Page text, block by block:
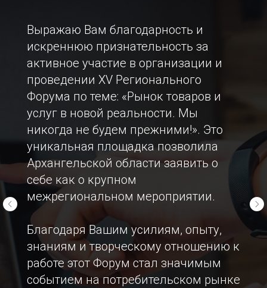
Выражаю Вам благодарность и
искреннюю признательность за
активное участие в организации и
проведении ХV Регионального
Форума по теме: «Рынок товаров и
услуг в новой реальности. Мы
никогда не будем прежними!». Это
уникальная площадка позволила
Архангельской области заявить о
себе как о крупном
межрегиональном мероприятии.
Благодаря Вашим усилиям, опыту,
знаниям и творческому отношению к
работе этот Форум стал значимым
событием на потребительском рынке